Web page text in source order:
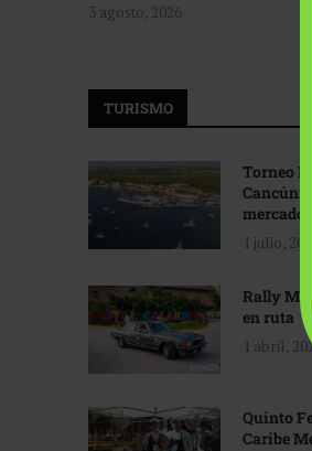
3 agosto, 2026
TURISMO
Torneo
Cancún:
mercados
1 julio, 2026
Rally
en ruta
1 abril,
Quinto
Caribe